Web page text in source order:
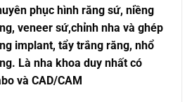
phục hình răng sứ, niềng
veneer sứ,chỉnh nha và ghép
implant, tẩy trắng răng, nhổ
Là nha khoa duy nhất có
và CAD/CAM